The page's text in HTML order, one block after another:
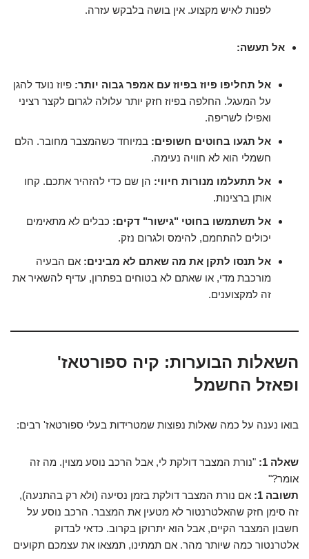
לפנות לאיש מקצוע. אין בושה בלבקש עזרה.
אל תעשה:
אל תחליפו פיוז בפיוז עם אמפר גבוה יותר: פיוז נועד להגן
על המעגל. החלפה בפיוז חזק יותר עלולה לגרום לקצר רציני
ואפילו לשריפה.
אל תגעו בחוטים חשופים: במיוחד כשהמצבר מחובר. הלם
חשמלי הוא לא חוויה נעימה.
אל תתעלמו מנורות חיווי: הן שם כדי להזהיר אתכם. קחו
אותן ברצינות.
אל תשתמשו בחוטי "גישור" דקים: כבלים לא מתאימים
יכולים להתחמם, להימס ולגרום נזק.
אל תנסו לתקן את מה שאתם לא מבינים: אם הבעיה
מורכבת מדי, או שאתם לא בטוחים בפתרון, עדיף להשאיר את
זה למקצוענים.
השאלות הבוערות: קיה ספורטאז'
ופאזל החשמל
בואו נענה על כמה שאלות נפוצות שמטרידות בעלי ספורטאז' רבים:
שאלה 1:
"נורת המצבר דולקת לי, אבל הרכב נוסע מצוין. מה זה
אומר?"
תשובה 1:
אם נורת המצבר דולקת בזמן נסיעה (ולא רק בהתנעה),
זה סימן חזק שהאלטרנטור לא מטעין את המצבר. הרכב נוסע על
חשבון המצבר הקיים, אבל הוא יתרוקן בקרוב. כדאי לבדוק
אלטרנטור כמה שיותר מהר. אם תמתינו, תמצאו את עצמכם תקועים